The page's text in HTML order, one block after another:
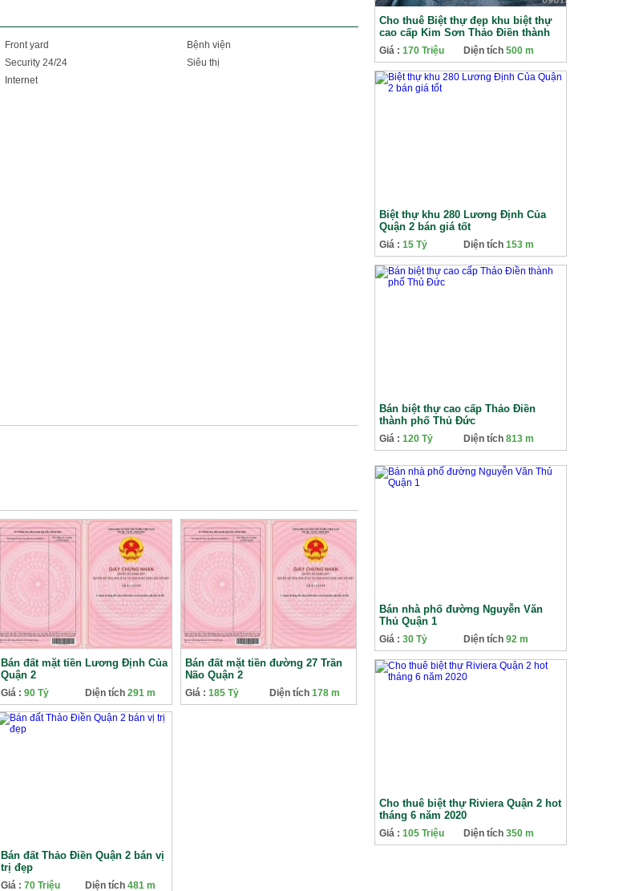
Front yard
Bệnh viện
Security 24/24
Siêu thị
Internet
Bán đất mặt tiền Lương Định Của
Quận 2
Giá : 90 Tỷ Diện tích 291 m
Bán đất mặt tiền đường 27 Trần
Não Quận 2
Giá : 185 Tỷ Diện tích 178 m
Bán đất Thảo Điền Quận 2 bán vị
trị đẹp
Giá : 70 Triệu Diện tích 481 m
Cho thuê Biệt thự đẹp khu biệt thự
cao cấp Kim Sơn Thảo Điền thành
phố Thủ Đức
Giá : 170 Triệu Diện tích 500 m
Biệt thự khu 280 Lương Định Của
Quận 2 bán giá tốt
Giá : 15 Tỷ Diện tích 153 m
Bán biệt thự cao cấp Thảo Điền
thành phố Thủ Đức
Giá : 120 Tỷ Diện tích 813 m
Bán nhà phố đường Nguyễn Văn
Thủ Quận 1
Giá : 30 Tỷ Diện tích 92 m
Cho thuê biệt thự Riviera Quận 2 hot
tháng 6 năm 2020
Giá : 105 Triệu Diện tích 350 m